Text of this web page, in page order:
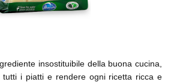
insostituibile della buona cucina,
tutti i piatti e rendere ogni ricetta ricca e